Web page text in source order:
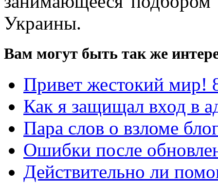
Украины.
Вам могут быть так же
Привет жестокий мир!
Как я защищал вход в
Пара слов о взломе
Ошибки после
Действительно ли